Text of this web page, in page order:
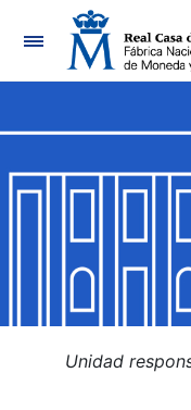
Mostrar/Ocultar
Mostrar/Ocultar
Mostrar/Ocultar
Unidad